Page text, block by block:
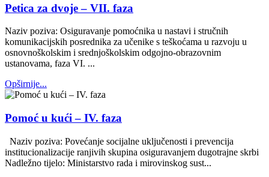
Petica za dvoje – VII. faza
Naziv poziva: Osiguravanje pomoćnika u nastavi i stručnih
komunikacijskih posrednika za učenike s teškoćama u razvoju u
osnovnoškolskim i srednjoškolskim odgojno-obrazovnim
ustanovama, faza VI. ...
Opširnije...
Pomoć u kući – IV. faza
Naziv poziva: Povećanje socijalne uključenosti i prevencija
institucionalizacije ranjivih skupina osiguravanjem dugotrajne skrbi
Nadležno tijelo: Ministarstvo rada i mirovinskog sust...